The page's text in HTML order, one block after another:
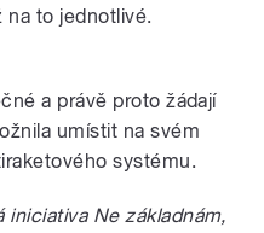
na to jednotlivé.
a právě proto žádají
umístit na svém
systému.
iniciativa Ne základnám,